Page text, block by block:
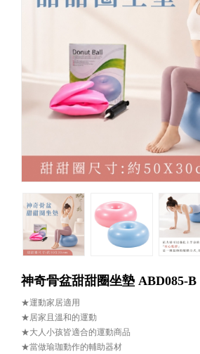
神奇骨盆甜甜圈坐墊 ABD085-B
★運動家居適用
★居家且溫和的運動
★大人小孩皆適合的運動商品
★當做瑜珈動作的輔助器材